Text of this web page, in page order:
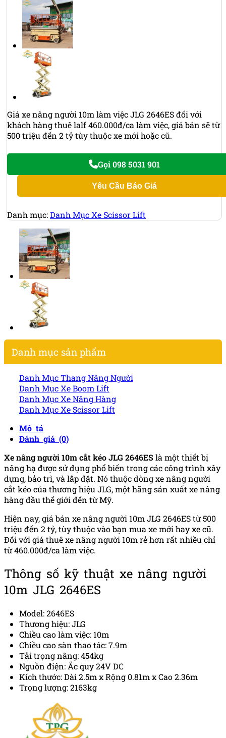
Giá xe nâng người 10m làm việc JLG 2646ES đối với
khách hàng thuê lalf 460.000đ/ca làm việc, giá bán sẽ từ
500 triệu đến 2 tỷ tùy thuộc xe mới hoặc cũ.
Gọi 098 5031 901
Yêu Cầu Báo Giá
Danh mục:Danh Mục Xe Scissor Lift
Danh mục sản phẩm
Danh Mục Thang Nâng Người
Danh Mục Xe Boom Lift
Danh Mục Xe Nâng Hàng
Danh Mục Xe Scissor Lift
Mô tả
Đánh giá (0)
Xe nâng người 10m cắt kéo JLG 2646ESlà một thiết bị
nâng hạ được sử dụng phổ biến trong các công trình xây
dựng, bảo trì, và lắp đặt. Nó thuộc dòng xe nâng người
cắt kéo của thương hiệu JLG, một hãng sản xuất xe nâng
hàng đầu thế giới đến từ Mỹ.
Hiện nay, giá bán xe nâng người 10m JLG 2646ES từ 500
triệu đến 2 tỷ, tùy thuộc vào bạn mua xe mới hay xe cũ.
Đối với giá thuê xe nâng người 10m rẻ hơn rất nhiều chỉ
từ 460.000đ/ca làm việc.
Thông số kỹ thuật xe nâng người
10m JLG 2646ES
Model: 2646ES
Thương hiệu: JLG
Chiều cao làm việc: 10m
Chiều cao sàn thao tác: 7.9m
Tải trọng nâng: 454kg
Nguồn điện: Ắc quy 24V DC
Kích thước: Dài 2.5m x Rộng 0.81m x Cao 2.36m
Trọng lượng: 2163kg